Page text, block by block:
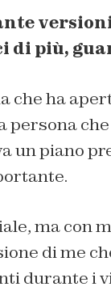
di più,
che ha
un piano
ma con
di me
durante i